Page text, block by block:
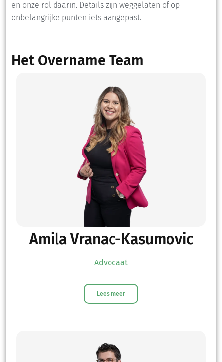
en onze rol daarin. Details zijn weggelaten of op
onbelangrijke punten iets aangepast.
Het Overname Team
Amila Vranac-Kasumovic
Advocaat
Lees meer